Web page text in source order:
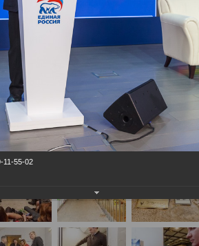
11-55-02